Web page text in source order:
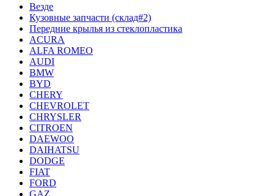
Везде
Кузовные запчасти (склад#2)
Передние крылья из стеклопластика
ACURA
ALFA ROMEO
AUDI
BMW
BYD
CHERY
CHEVROLET
CHRYSLER
CITROEN
DAEWOO
DAIHATSU
DODGE
FIAT
FORD
GAZ